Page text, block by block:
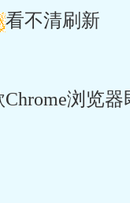
看不清刷新
浏览器